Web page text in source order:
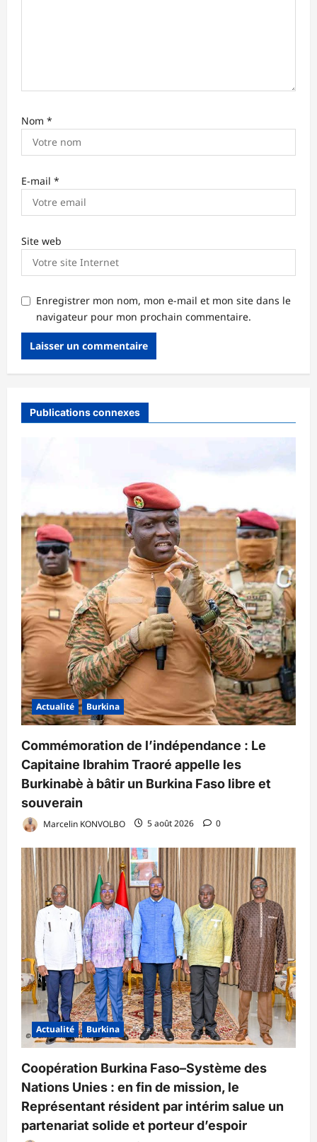
Nom *
E-mail *
Site web
Enregistrer mon nom, mon e-mail et mon site dans le
navigateur pour mon prochain commentaire.
Publications connexes
Actualité Burkina
Commémoration de l’indépendance : Le
Capitaine Ibrahim Traoré appelle les
Burkinabè à bâtir un Burkina Faso libre et
souverain
Marcelin KONVOLBO 5 août 2026 0
Actualité Burkina
Coopération Burkina Faso–Système des
Nations Unies : en fin de mission, le
Représentant résident par intérim salue un
partenariat solide et porteur d’espoir